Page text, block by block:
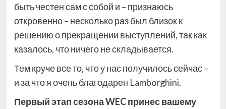
быть честен сам с собой и – признаюсь
откровенно – несколько раз был близок к
решению о прекращении выступлений, так как
казалось, что ничего не складывается.
Тем круче все то, что у нас получилось сейчас –
и за что я очень благодарен Lamborghini.
Первый этап сезона WEC принес вашему